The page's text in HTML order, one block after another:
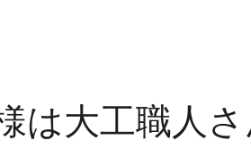
は大工職人さ